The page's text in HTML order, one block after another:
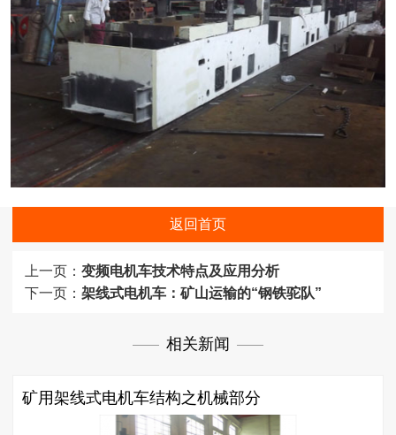
返回首页
上一页： 变频电机车技术特点及应用分析
下一页： 架线式电机车：矿山运输的“钢铁驼队”
相关新闻
矿用架线式电机车结构之机械部分